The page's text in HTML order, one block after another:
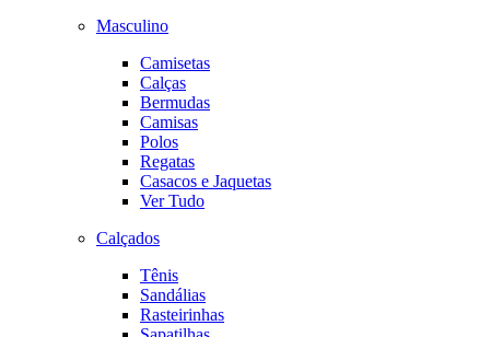
Masculino
Camisetas
Calças
Bermudas
Camisas
Polos
Regatas
Casacos e Jaquetas
Ver Tudo
Calçados
Tênis
Sandálias
Rasteirinhas